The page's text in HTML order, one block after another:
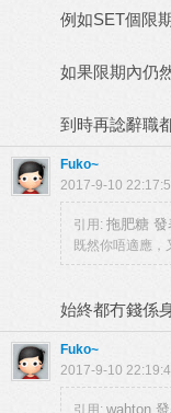
例如SET個限
如果限期內仍
到時再諗辭職
Fuko~
2017-9-10
引用: 拖肥糖 發
既然你唔適應，
始終都冇錢係
Fuko~
2017-9-10
引用: wahton